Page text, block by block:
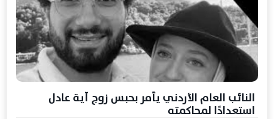
النائب العام الأردني يأمر بحبس زوج آية عادل
استعدادًا لمحاكمته